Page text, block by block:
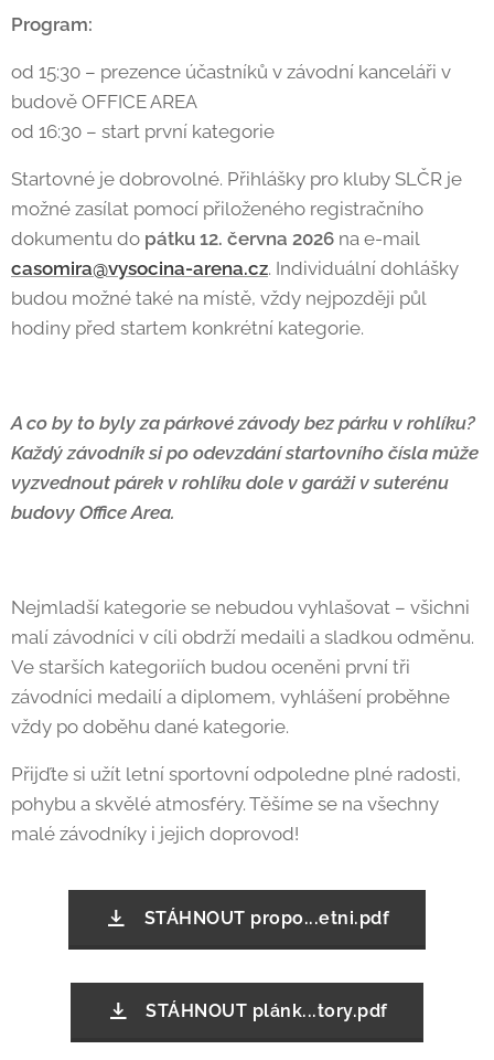
Program:
od 15:30 – prezence účastníků v závodní kanceláři v
budově OFFICE AREA
od 16:30 – start první kategorie
Startovné je dobrovolné. Přihlášky pro kluby SLČR je
možné zasílat pomocí přiloženého registračního
dokumentu do pátku 12. června 2026 na e-mail
casomira@vysocina-arena.cz. Individuální dohlášky
budou možné také na místě, vždy nejpozději půl
hodiny před startem konkrétní kategorie.
A co by to byly za párkové závody bez párku v rohlíku?
Každý závodník si po odevzdání startovního čísla může
vyzvednout párek v rohlíku dole v garáži v suterénu
budovy Office Area.
Nejmladší kategorie se nebudou vyhlašovat – všichni
malí závodníci v cíli obdrží medaili a sladkou odměnu.
Ve starších kategoriích budou oceněni první tři
závodníci medailí a diplomem, vyhlášení proběhne
vždy po doběhu dané kategorie.
Přijďte si užít letní sportovní odpoledne plné radosti,
pohybu a skvělé atmosféry. Těšíme se na všechny
malé závodníky i jejich doprovod!
STÁHNOUT propo...etni.pdf
STÁHNOUT plánk...tory.pdf